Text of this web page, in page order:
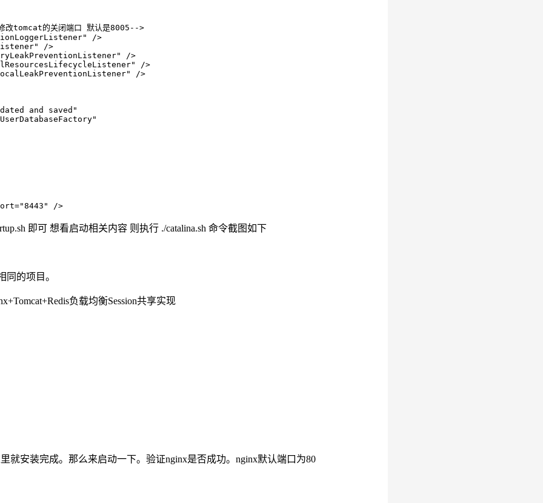
tomcat的关闭端口 默认是8005-->
/>
/>
/>
/>
/>
and saved"
/>
即可 想看启动相关内容 则执行 ./catalina.sh 命令截图如下
同的项目。
就安装完成。那么来启动一下。验证nginx是否成功。nginx默认端口为80